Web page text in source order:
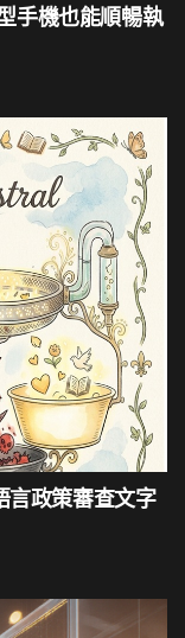
手機也能順暢執
政策審查文字